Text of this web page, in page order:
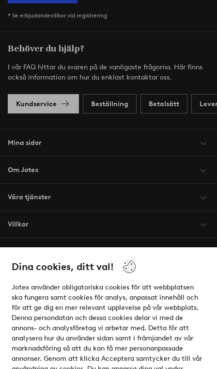
Dina cookies, ditt val!
Jotex använder obligatoriska cookies för att webbplatsen
ska fungera samt cookies för analys, anpassat innehåll och
för att ge dig en mer relevant upplevelse på vår webbplats.
Denna persondatan och dessa cookies delar vi med de
annons- och analysföretag vi arbetar med. Detta för att
analysera hur du använder sidan samt i främjandet av vår
marknadsföring så att du kan få mer personanpassade
annonser. Genom att klicka Acceptera samtycker du till vår
* Se erbjudandevillkor vid registrering
Behöver du hjälp?
I vår FAQ hittar du svaren på de vanligaste frågorna. Här finns
också information om hur du enklast kontaktar oss.
Kundservice Beställning Betalsätt
Mina sidor
Om Jotex
Våra tjänster
Villkor
Säkra betalningar - Betala direkt eller dela upp
Vill du veta mer om våra betalalternativ?
elpy